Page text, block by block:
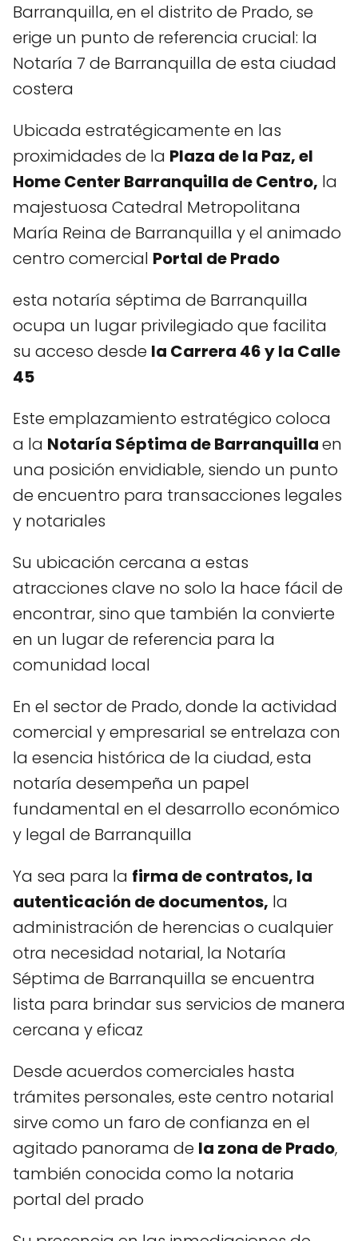
Barranquilla, en el distrito de Prado, se
erige un punto de referencia crucial: la
Notaría 7 de Barranquilla de esta ciudad
costera
Ubicada estratégicamente en las
proximidades de la Plaza de la Paz, el
Home Center Barranquilla de Centro, la
majestuosa Catedral Metropolitana
María Reina de Barranquilla y el animado
centro comercial Portal de Prado
esta notaría séptima de Barranquilla
ocupa un lugar privilegiado que facilita
su acceso desde la Carrera 46 y la Calle
45
Este emplazamiento estratégico coloca
a la Notaría Séptima de Barranquillaen
una posición envidiable, siendo un punto
de encuentro para transacciones legales
y notariales
Su ubicación cercana a estas
atracciones clave no solo la hace fácil de
encontrar, sino que también la convierte
en un lugar de referencia para la
comunidad local
En el sector de Prado, donde la actividad
comercial y empresarial se entrelaza con
la esencia histórica de la ciudad, esta
notaría desempeña un papel
fundamental en el desarrollo económico
y legal de Barranquilla
Ya sea para la firma de contratos, la
autenticación de documentos, la
administración de herencias o cualquier
otra necesidad notarial, la Notaría
Séptima de Barranquilla se encuentra
lista para brindar sus servicios de manera
cercana y eficaz
Desde acuerdos comerciales hasta
trámites personales, este centro notarial
sirve como un faro de confianza en el
agitado panorama de la zona de Prado,
también conocida como la notaria
portal del prado